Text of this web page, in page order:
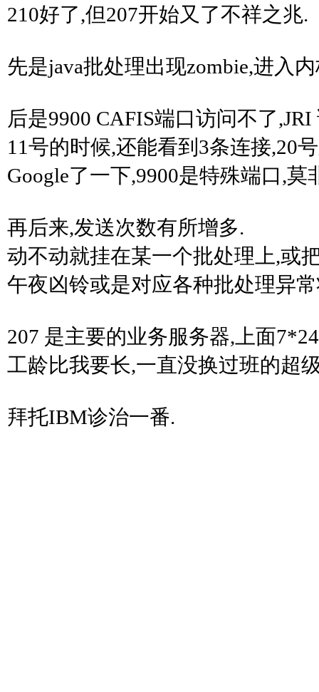
210好了,但207开始又了不祥之兆.
先是java批处理出现zombie,进入
后是9900 CAFIS端口访问不了
11号的时候,还能看到3条连接,20
Google了一下,9900是特殊端口,莫
再后来,发送次数有所增多.
动不动就挂在某一个批处理上,或
午夜凶铃或是对应各种批处理异
207 是主要的业务服务器,上面
工龄比我要长,一直没换过班的超
拜托IBM诊治一番.